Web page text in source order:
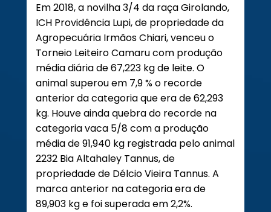
Em 2018, a novilha 3/4 da raça Girolando,
ICH Providência Lupi, de propriedade da
Agropecuária Irmãos Chiari, venceu o
Torneio Leiteiro Camaru com produção
média diária de 67,223 kg de leite. O
animal superou em 7,9 % o recorde
anterior da categoria que era de 62,293
kg. Houve ainda quebra do recorde na
categoria vaca 5/8 com a produção
média de 91,940 kg registrada pelo animal
2232 Bia Altahaley Tannus, de
propriedade de Délcio Vieira Tannus. A
marca anterior na categoria era de
89,903 kg e foi superada em 2,2%.